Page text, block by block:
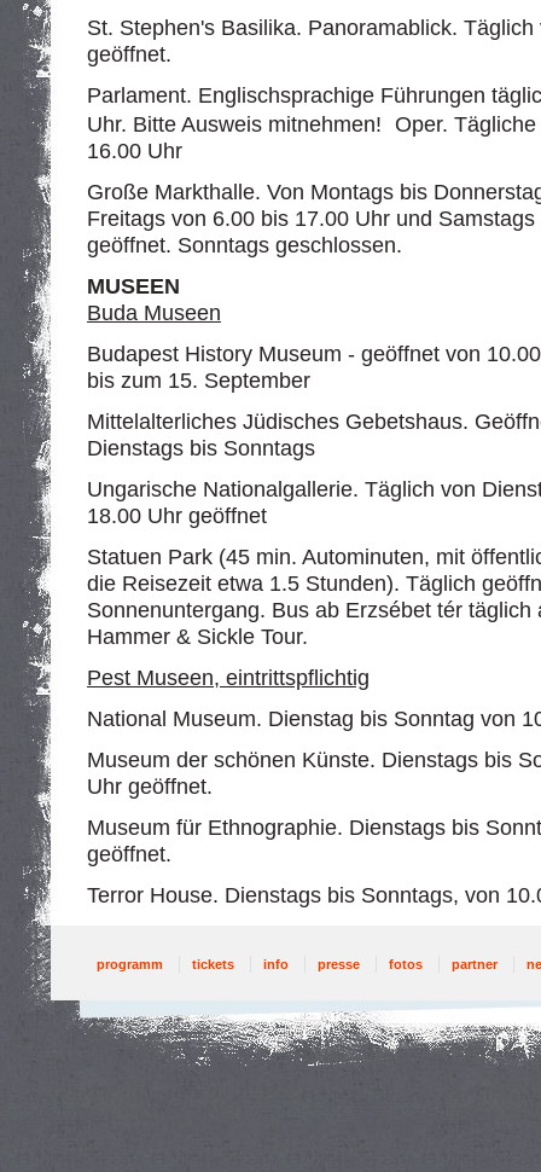
St. Stephen's Basilika. Panoramablick.
geöffnet.
Parlament. Englischsprachige Führungen
Uhr. Bitte Ausweis mitnehmen! Oper.
16.00 Uhr
Große Markthalle. Von Montags bis
Freitags von 6.00 bis 17.00 Uhr und
geöffnet. Sonntags geschlossen.
MUSEEN
Buda Museen
Budapest History Museum - geöffnet von
bis zum 15. September
Mittelalterliches Jüdisches Gebetshaus.
Dienstags bis Sonntags
Ungarische Nationalgallerie. Täglich von
18.00 Uhr geöffnet
Statuen Park (45 min. Autominuten, mit
die Reisezeit etwa 1.5 Stunden). Täglich
Sonnenuntergang. Bus ab Erzsébet tér
Hammer & Sickle Tour.
Pest Museen, eintrittspflichtig
National Museum. Dienstag bis Sonntag von
Museum der schönen Künste. Dienstags bis
Uhr geöffnet.
Museum für Ethnographie. Dienstags bis
geöffnet.
Terror House. Dienstags bis Sonntags, von
programm tickets info presse fotos partner